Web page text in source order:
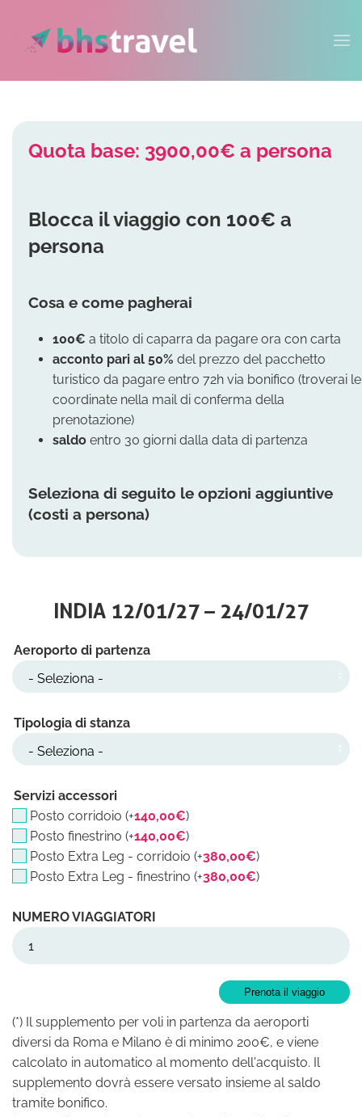
Passa al contenuto principale
Quota base: 3900,00€ a persona
Blocca il viaggio con 100€ a
persona
Cosa e come pagherai
100€ a titolo di caparra da pagare ora con carta
acconto pari al 50% del prezzo del pacchetto
turistico da pagare entro 72h via bonifico (troverai le
coordinate nella mail di conferma della
prenotazione)
saldo entro 30 giorni dalla data di partenza
Seleziona di seguito le opzioni aggiuntive
(costi a persona)
INDIA 12/01/27 – 24/01/27
Aeroporto di partenza
Tipologia di stanza
Servizi accessori
Posto corridoio (+140,00€)
Posto finestrino (+140,00€)
Posto Extra Leg - corridoio (+380,00€)
Posto Extra Leg - finestrino (+380,00€)
Prenota il viaggio
(*) Il supplemento per voli in partenza da aeroporti
diversi da Roma e Milano è di minimo 200€, e viene
calcolato in automatico al momento dell'acquisto. Il
supplemento dovrà essere versato insieme al saldo
tramite bonifico.